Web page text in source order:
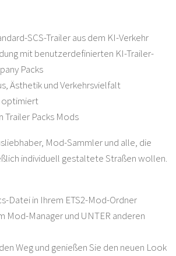
SCS-Trailer aus dem KI-Verkehr
mit benutzerdefinierten KI-Trailer-
Packs
Ästhetik und Verkehrsvielfalt
optimiert
Packs Mods
Mod-Sammler und alle, die
individuell gestaltete Straßen wollen.
Datei in Ihrem ETS2-Mod-Ordner
Mod-Manager und UNTER anderen
Weg und genießen Sie den neuen Look